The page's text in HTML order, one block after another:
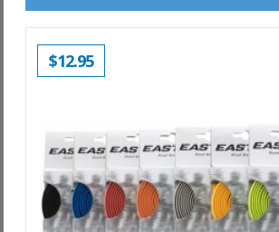
$12.95